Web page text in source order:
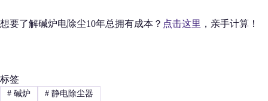
想要了解碱炉电除尘10年总拥有成本？ 点击这里 ，亲手计算！
标签
#碱炉 #静电除尘器